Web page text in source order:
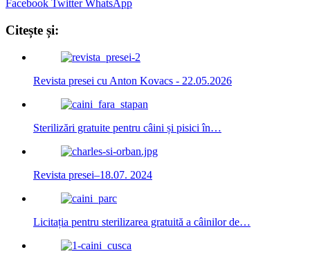
Facebook Twitter WhatsApp
Citește și:
Revista presei cu Anton Kovacs - 22.05.2026
Sterilizări gratuite pentru câini și pisici în…
Revista presei–18.07. 2024
Licitația pentru sterilizarea gratuită a câinilor de…